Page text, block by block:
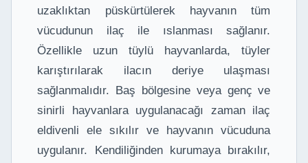
uzaklıktan püskürtülerek hayvanın tüm
vücudunun ilaç ile ıslanması sağlanır.
Özellikle uzun tüylü hayvanlarda, tüyler
karıştırılarak ilacın deriye ulaşması
sağlanmalıdır. Baş bölgesine veya genç ve
sinirli hayvanlara uygulanacağı zaman ilaç
eldivenli ele sıkılır ve hayvanın vücuduna
uygulanır. Kendiliğinden kurumaya bırakılır,